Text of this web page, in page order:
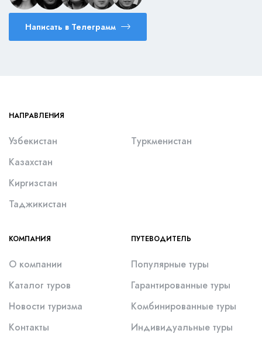
Написать в Телеграмм
НАПРАВЛЕНИЯ
Узбекистан
Казахстан
Киргизстан
Таджикистан
Туркменистан
КОМПАНИЯ
О компании
Каталог туров
Новости туризма
Контакты
ПУТЕВОДИТЕЛЬ
Популярные туры
Гарантированные туры
Комбинированные туры
Индивидуальные туры